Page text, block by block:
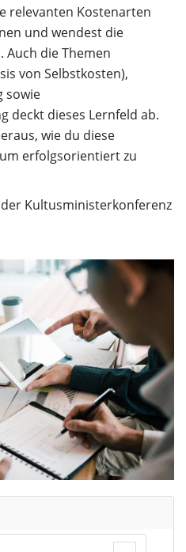
relevanten Kostenarten
und wendest die
Auch die Themen
von Selbstkosten),
sowie
deckt dieses Lernfeld ab.
wie du diese
erfolgsorientiert zu
Kultusministerkonferenz